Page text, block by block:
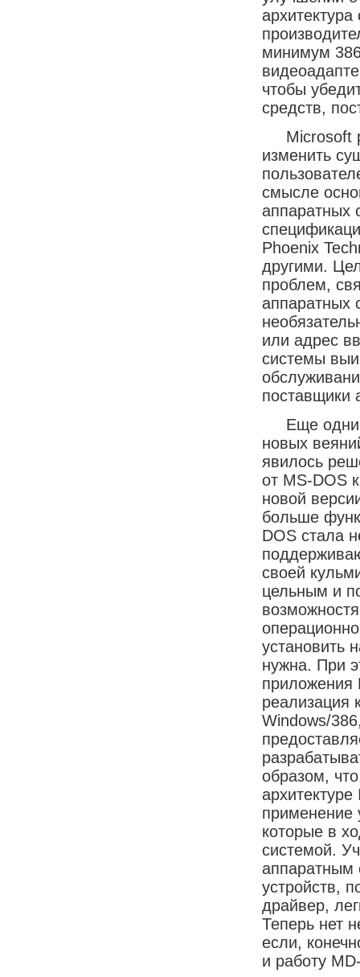
минимум
чтобы
средств,
Microsoft
изменить
смысле
аппаратных
Phoenix
другими.
проблем,
аппаратных
или адрес
системы
поставщики
Еще одним
новых
явилось
от MS-DOS
новой
больше
DOS стала
своей
цельным и
установить
нужна. При
приложения
реализация
Windows/
образом,
применение
которые в
системой.
аппаратным
устройств,
драйвер,
Теперь нет
если,
и работу